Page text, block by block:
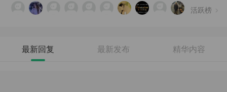
活跃榜
最新回复 最新发布 精华内容